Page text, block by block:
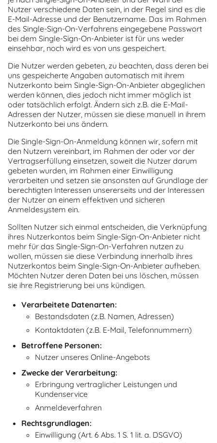
Nutzer verschiedene Daten sein, in der Regel sind es die
E-Mail-Adresse und der Benutzername. Das im Rahmen
des Single-Sign-On-Verfahrens eingegebene Passwort
bei dem Single-Sign-On-Anbieter ist für uns weder
einsehbar, noch wird es von uns gespeichert.
Die Nutzer werden gebeten, zu beachten, dass deren bei
uns gespeicherte Angaben automatisch mit ihrem
Nutzerkonto beim Single-Sign-On-Anbieter abgeglichen
werden können, dies jedoch nicht immer möglich ist
oder tatsächlich erfolgt. Ändern sich z.B. die E-Mail-
Adressen der Nutzer, müssen sie diese manuell in ihrem
Nutzerkonto bei uns ändern.
Die Single-Sign-On-Anmeldung können wir, sofern mit
den Nutzern vereinbart, im Rahmen der oder vor der
Vertragserfüllung einsetzen, soweit die Nutzer darum
gebeten wurden, im Rahmen einer Einwilligung
verarbeiten und setzen sie ansonsten auf Grundlage der
berechtigten Interessen unsererseits und der Interessen
der Nutzer an einem effektiven und sicheren
Anmeldesystem ein.
Sollten Nutzer sich einmal entscheiden, die Verknüpfung
ihres Nutzerkontos beim Single-Sign-On-Anbieter nicht
mehr für das Single-Sign-On-Verfahren nutzen zu
wollen, müssen sie diese Verbindung innerhalb ihres
Nutzerkontos beim Single-Sign-On-Anbieter aufheben.
Möchten Nutzer deren Daten bei uns löschen, müssen
sie ihre Registrierung bei uns kündigen.
Verarbeitete Datenarten:
Bestandsdaten (z.B. Namen, Adressen)
Kontaktdaten (z.B. E-Mail, Telefonnummern)
Betroffene Personen:
Nutzer unseres Online-Angebots
Zwecke der Verarbeitung:
Erbringung vertraglicher Leistungen und
Kundenservice
Anmeldeverfahren
Rechtsgrundlagen:
Einwilligung (Art. 6 Abs. 1 S. 1 lit. a. DSGVO)